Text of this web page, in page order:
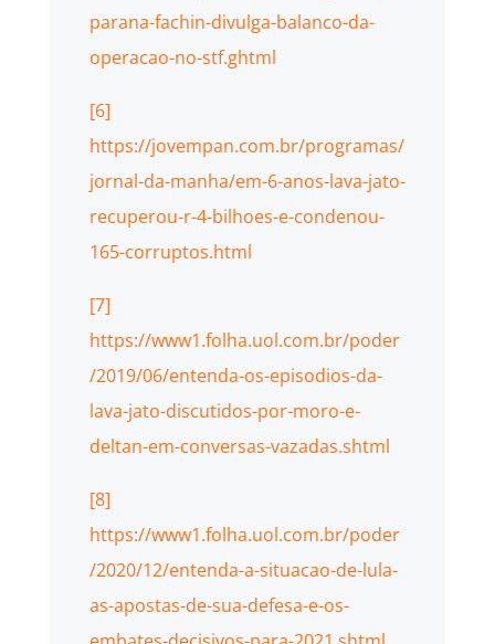
parana-fachin-divulga-balanco-da-
operacao-no-stf.ghtml
[6]
https://jovempan.com.br/programas/
jornal-da-manha/em-6-anos-lava-jato-
recuperou-r-4-bilhoes-e-condenou-
165-corruptos.html
[7]
https://www1.folha.uol.com.br/poder
/2019/06/entenda-os-episodios-da-
lava-jato-discutidos-por-moro-e-
deltan-em-conversas-vazadas.shtml
[8]
https://www1.folha.uol.com.br/poder
/2020/12/entenda-a-situacao-de-lula-
as-apostas-de-sua-defesa-e-os-